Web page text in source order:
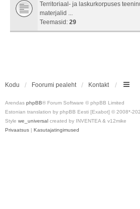
Territoriaal- ja laskurkorpuses
materjalid ...
Teemasid: 29
Kodu Foorumi pealeht Kontakt
Arendas phpBB® Forum Software © phpBB Limited
Estonian translation by phpBB Eesti [Exabot] © 2008*-
Style we_universal created by INVENTEA & v12mike
Privaatsus | Kasutajatingimused